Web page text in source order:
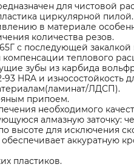
для чистовой
циркулярной пилой.
в материале
количества резов.
с последующей закалкой
теплового
зубы из карбида
HRA и
ЛДСП).
припоем.
необходимого
алмазную заточку:
высоте для исключения
аккуратную
пластиков.